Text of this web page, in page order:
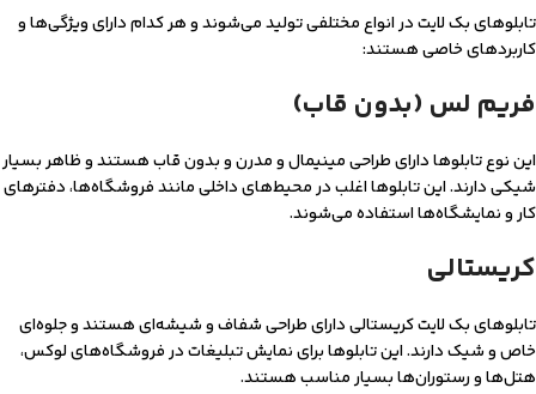
تابلوهای بک لایت در انواع مختلفی تولید می‌شوند و هر کدام دارای ویژگی‌ها و
کاربردهای خاصی هستند:
فریم لس (بدون قاب)
این نوع تابلوها دارای طراحی مینیمال و مدرن و بدون قاب هستند و ظاهر بسیار
شیکی دارند. این تابلوها اغلب در محیط‌های داخلی مانند فروشگاه‌ها، دفترهای
کار و نمایشگاه‌ها استفاده می‌شوند.
کریستالی
تابلوهای بک لایت کریستالی دارای طراحی شفاف و شیشه‌ای هستند و جلوه‌ای
خاص و شیک دارند. این تابلوها برای نمایش تبلیغات در فروشگاه‌های لوکس،
هتل‌ها و رستوران‌ها بسیار مناسب هستند.